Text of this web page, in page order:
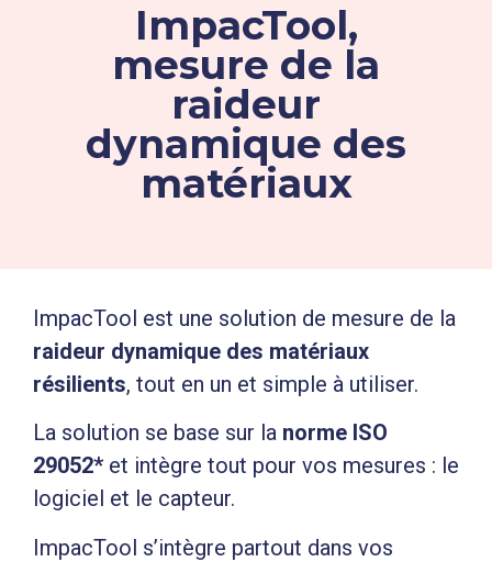
ImpacTool,
mesure de la
raideur
dynamique des
matériaux
ImpacTool est une solution de mesure de la
raideur dynamique des matériaux
résilients, tout en un et simple à utiliser.
La solution se base sur la norme ISO
29052*et intègre tout pour vos mesures : le
logiciel et le capteur.
ImpacTool s’intègre partout dans vos